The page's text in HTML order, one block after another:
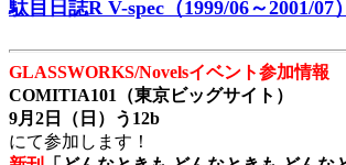
駄目日誌R V-spec（1999/06～2001/07）
GLASSWORKS/Novelsイベント参加情報
COMITIA101（東京ビッグサイト）
9月2日（日）う12b
にて参加します！